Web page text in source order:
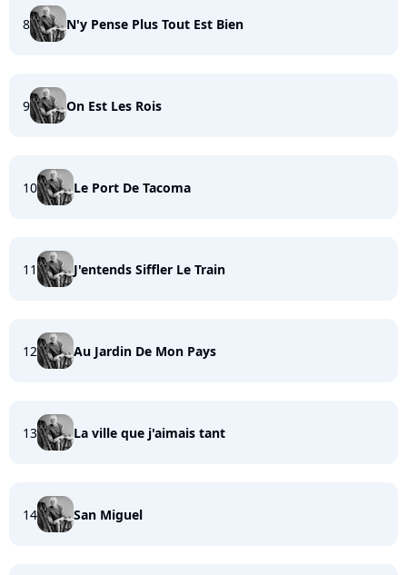
8 N'y Pense Plus Tout Est Bien
9 On Est Les Rois
10 Le Port De Tacoma
11 J'entends Siffler Le Train
12 Au Jardin De Mon Pays
13 La ville que j'aimais tant
14 San Miguel